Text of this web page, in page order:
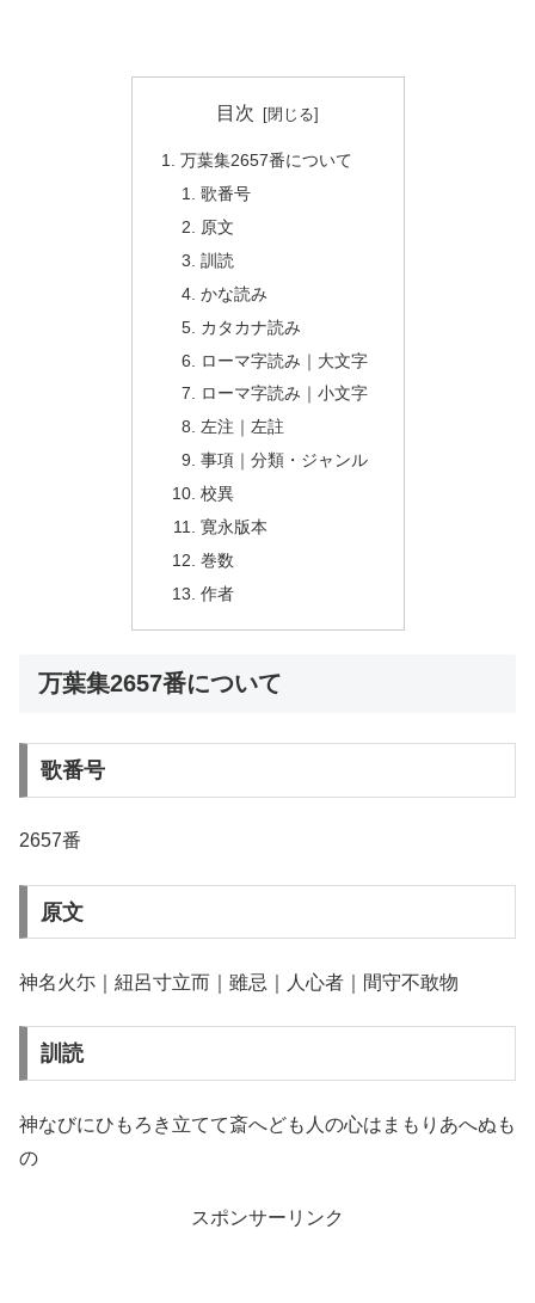
目次
万葉集2657番について
歌番号
原文
訓読
かな読み
カタカナ読み
ローマ字読み｜大文字
ローマ字読み｜小文字
左注｜左註
事項｜分類・ジャンル
校異
寛永版本
巻数
作者
万葉集2657番について
歌番号
2657番
原文
神名火尓｜紐呂寸立而｜雖忌｜人心者｜間守不敢物
訓読
神なびにひもろき立てて斎へども人の心はまもりあへぬも
の
スポンサーリンク